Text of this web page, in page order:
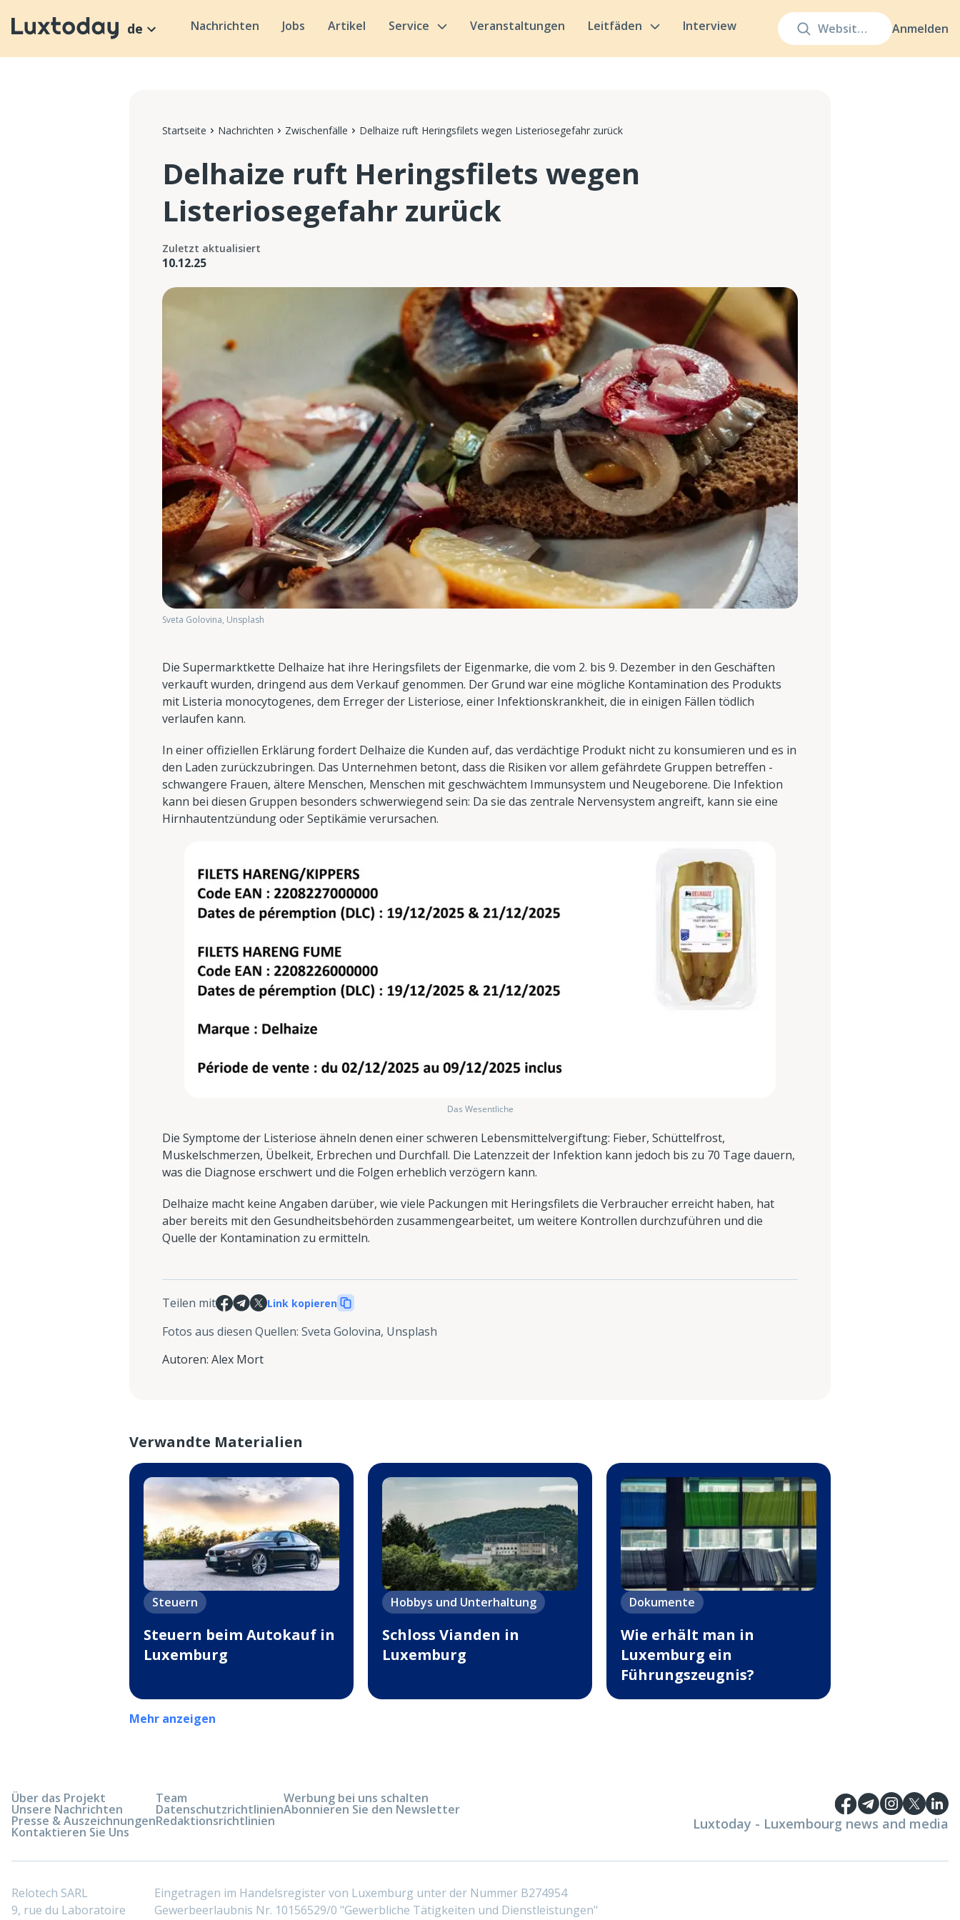
Anmelden
de Nachrichten Jobs Artikel Service Veranstaltungen Leitfäden Interview
Startseite Nachrichten Zwischenfälle Delhaize ruft Heringsfilets wegen Listeriosegefahr zurück
Delhaize ruft Heringsfilets wegen
Listeriosegefahr zurück
Zuletzt aktualisiert
10.12.25
Sveta Golovina, Unsplash
Die Supermarktkette Delhaize hat ihre Heringsfilets der Eigenmarke, die vom 2. bis 9. Dezember in den Geschäften
verkauft wurden, dringend aus dem Verkauf genommen. Der Grund war eine mögliche Kontamination des Produkts
mit Listeria monocytogenes, dem Erreger der Listeriose, einer Infektionskrankheit, die in einigen Fällen tödlich
verlaufen kann.
In einer offiziellen Erklärung fordert Delhaize die Kunden auf, das verdächtige Produkt nicht zu konsumieren und es in
den Laden zurückzubringen. Das Unternehmen betont, dass die Risiken vor allem gefährdete Gruppen betreffen -
schwangere Frauen, ältere Menschen, Menschen mit geschwächtem Immunsystem und Neugeborene. Die Infektion
kann bei diesen Gruppen besonders schwerwiegend sein: Da sie das zentrale Nervensystem angreift, kann sie eine
Hirnhautentzündung oder Septikämie verursachen.
Das Wesentliche
Die Symptome der Listeriose ähneln denen einer schweren Lebensmittelvergiftung: Fieber, Schüttelfrost,
Muskelschmerzen, Übelkeit, Erbrechen und Durchfall. Die Latenzzeit der Infektion kann jedoch bis zu 70 Tage dauern,
was die Diagnose erschwert und die Folgen erheblich verzögern kann.
Delhaize macht keine Angaben darüber, wie viele Packungen mit Heringsfilets die Verbraucher erreicht haben, hat
aber bereits mit den Gesundheitsbehörden zusammengearbeitet, um weitere Kontrollen durchzuführen und die
Quelle der Kontamination zu ermitteln.
Teilen mit Link kopieren
Fotos aus diesen Quellen: Sveta Golovina, Unsplash
Autoren: Alex Mort
Verwandte Materialien
Steuern
Steuern beim Autokauf in
Luxemburg
Hobbys und Unterhaltung
Schloss Vianden in
Luxemburg
Dokumente
Wie erhält man in
Luxemburg ein
Führungszeugnis?
Mehr anzeigen
Über das Projekt
Unsere Nachrichten
Presse & Auszeichnungen
Kontaktieren Sie Uns
Team
Datenschutzrichtlinien
Redaktionsrichtlinien
Werbung bei uns schalten
Abonnieren Sie den Newsletter
Luxtoday - Luxembourg news and media
Relotech SARL
9, rue du Laboratoire
Eingetragen im Handelsregister von Luxemburg unter der Nummer B274954
Gewerbeerlaubnis Nr. 10156529/0 "Gewerbliche Tätigkeiten und Dienstleistungen"